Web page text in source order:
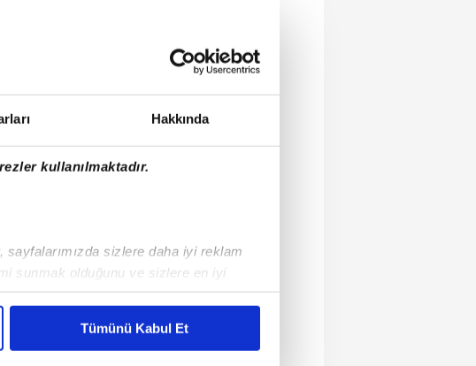
Hakkında
kullanılmaktadır.
sizlere daha iyi reklam
sunmak olduğunu ve sizlere en iyi
maliyetlerimizi karşılamak
Tümünü Kabul Et